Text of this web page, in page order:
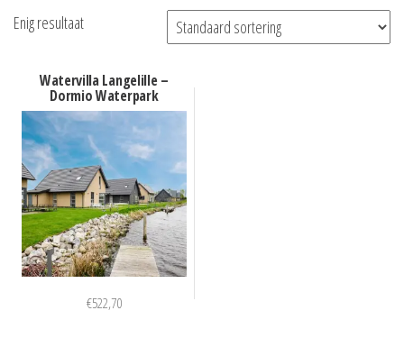
Enig resultaat
Watervilla Langelille –
Dormio Waterpark
€522,70